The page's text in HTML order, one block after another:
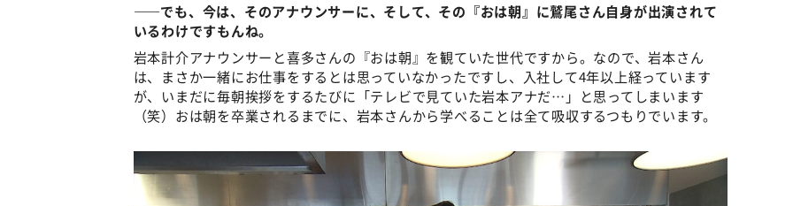
――でも、今は、そのアナウンサーに、そして、その『おは朝』に鷲尾さん自身が出演されて
いるわけですもんね。
岩本計介アナウンサーと喜多さんの『おは朝』を観ていた世代ですから。なので、岩本さん
は、まさか一緒にお仕事をするとは思っていなかったですし、入社して4年以上経っています
が、いまだに毎朝挨拶をするたびに「テレビで見ていた岩本アナだ…」と思ってしまいます
（笑）おは朝を卒業されるまでに、岩本さんから学べることは全て吸収するつもりでいます。